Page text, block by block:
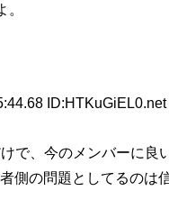
ID:HTKuGiEL0.net
で、今のメンバーに良
側の問題としてるのは